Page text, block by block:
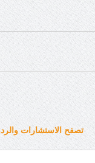
تصفح الاستشارات